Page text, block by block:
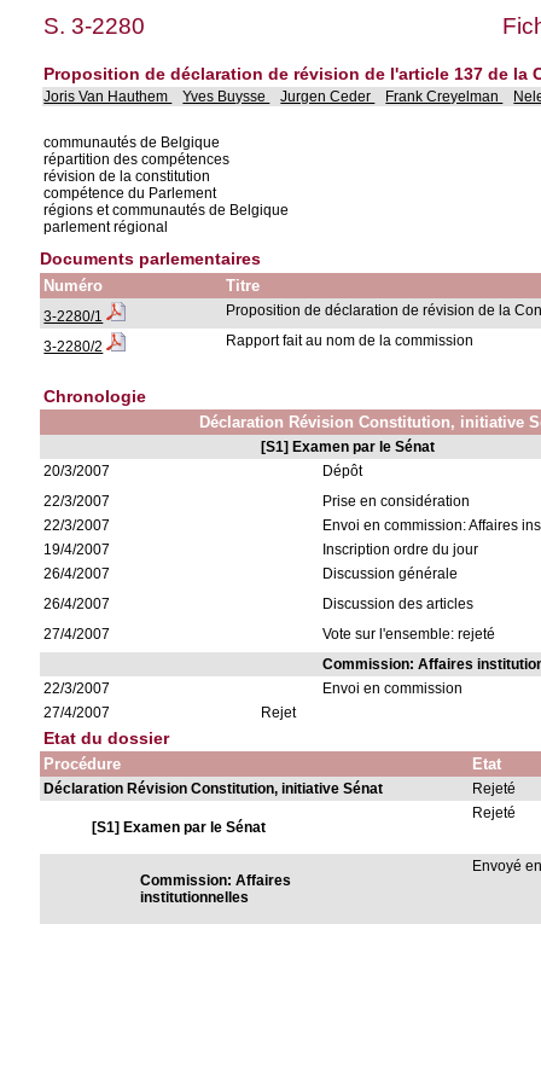
S. 3-2280
Proposition de déclaration de révision de l'article 137 de la
Joris Van Hauthem Yves Buysse Jurgen Ceder Frank Creyelman
communautés de Belgique
répartition des compétences
révision de la constitution
compétence du Parlement
régions et communautés de Belgique
parlement régional
Documents parlementaires
Numéro Titre
3-2280/1 Proposition de déclaration de révision de la
3-2280/2 Rapport fait au nom de la commission
Chronologie
Déclaration Révision Constitution, initiative
[S1] Examen par le Sénat
20/3/2007
Dépôt
22/3/2007
Prise en considération
22/3/2007
Envoi en commission: Affaires
19/4/2007
Inscription ordre du jour
26/4/2007
Discussion générale
26/4/2007
Discussion des articles
27/4/2007
Vote sur l'ensemble: rejeté
Commission: Affaires
22/3/2007
Envoi en commission
27/4/2007
Rejet
Etat du dossier
Procédure Etat
Déclaration Révision Constitution, initiative Sénat Rejeté
[S1] Examen par le Sénat
Rejeté
Commission: Affaires
institutionnelles
Envoyé